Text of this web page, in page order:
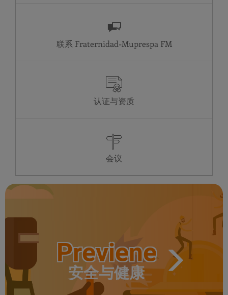
联系 Fraternidad-Muprespa
认证与资质
会议
Previene
安全与健康